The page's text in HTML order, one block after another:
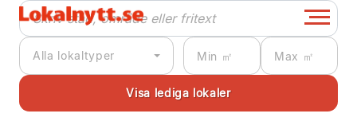
Alla lokaltyper